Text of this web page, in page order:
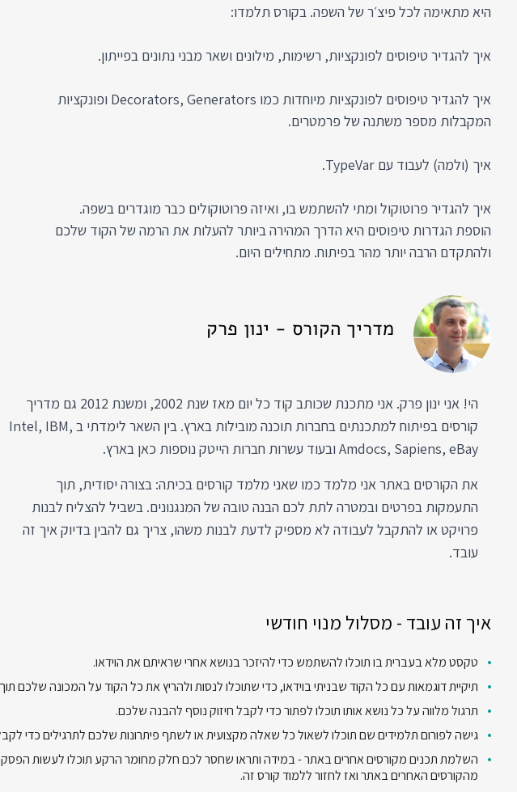
היא מתאימה לכל פיצ׳ר של השפה. בקורס תלמדו:
איך להגדיר טיפוסים לפונקציות, רשימות, מילונים ושאר מבני נתונים בפייתון.
איך להגדיר טיפוסים לפונקציות מיוחדות כמו Decorators, Generators ופונקציות
המקבלות מספר משתנה של פרמטרים.
איך (ולמה) לעבוד עם TypeVar.
איך להגדיר פרוטוקול ומתי להשתמש בו, ואיזה פרוטוקולים כבר מוגדרים בשפה.
הוספת הגדרות טיפוסים היא הדרך המהירה ביותר להעלות את הרמה של הקוד שלכם
ולהתקדם הרבה יותר מהר בפיתוח. מתחילים היום.
מדריך הקורס - ינון פרק
הי! אני ינון פרק. אני מתכנת שכותב קוד כל יום מאז שנת 2002, ומשנת 2012 גם מדריך
קורסים בפיתוח למתכנתים בחברות תוכנה מובילות בארץ. בין השאר לימדתי ב Intel, IBM,
Amdocs, Sapiens, eBay ובעוד עשרות חברות הייטק נוספות כאן בארץ.
את הקורסים באתר אני מלמד כמו שאני מלמד קורסים בכיתה: בצורה יסודית, תוך
התעמקות בפרטים ובמטרה לתת לכם הבנה טובה של המנגנונים. בשביל להצליח לבנות
פרויקט או להתקבל לעבודה לא מספיק לדעת לבנות משהו, צריך גם להבין בדיוק איך זה
עובד.
איך זה עובד - מסלול מנוי חודשי
טקסט מלא בעברית בו תוכלו להשתמש כדי להיזכר בנושא אחרי שראיתם את הוידאו.
תיקיית דוגמאות עם כל הקוד שבניתי בוידאו, כדי שתוכלו לנסות ולהריץ את כל הקוד על המכונה שלכם
תרגול מלווה על כל נושא אותו תוכלו לפתור כדי לקבל חיזוק נוסף להבנה שלכם.
גישה לפורום תלמידים שם תוכלו לשאול כל שאלה מקצועית או לשתף פיתרונות שלכם לתרגילים כדי
השלמת תכנים מקורסים אחרים באתר - במידה ותראו שחסר לכם חלק מחומר הרקע תוכלו לעשות
מהקורסים האחרים באתר ואז לחזור ללמוד קורס זה.